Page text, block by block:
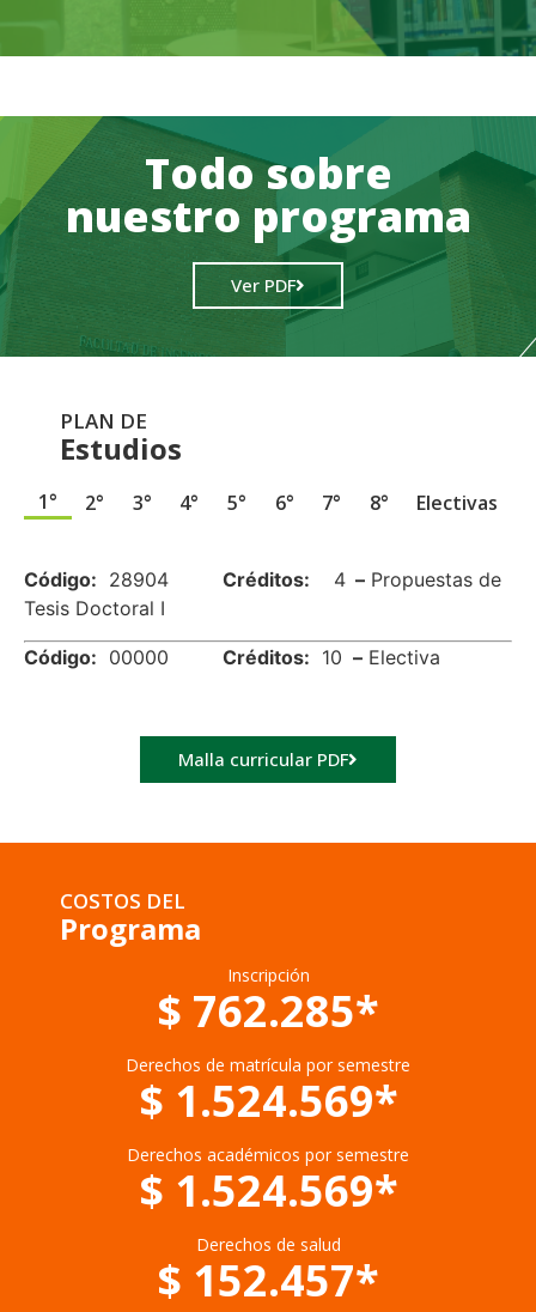
Todo sobre
nuestro programa
Ver PDF
PLAN DE
Estudios
1° 2° 3° 4° 5° 6° 7° 8° Electivas
Código: 28904 Créditos: 4 – Propuestas de
Tesis Doctoral I
Código: 00000 Créditos: 10 – Electiva
Malla curricular PDF
COSTOS DEL
Programa
Inscripción
$ 762.285*
Derechos de matrícula por semestre
$ 1.524.569*
Derechos académicos por semestre
$ 1.524.569*
Derechos de salud
$ 152.457*